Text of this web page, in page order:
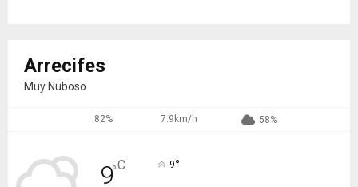
Arrecifes
Muy Nuboso
82% 7.9km/h 58%
9°C 9°